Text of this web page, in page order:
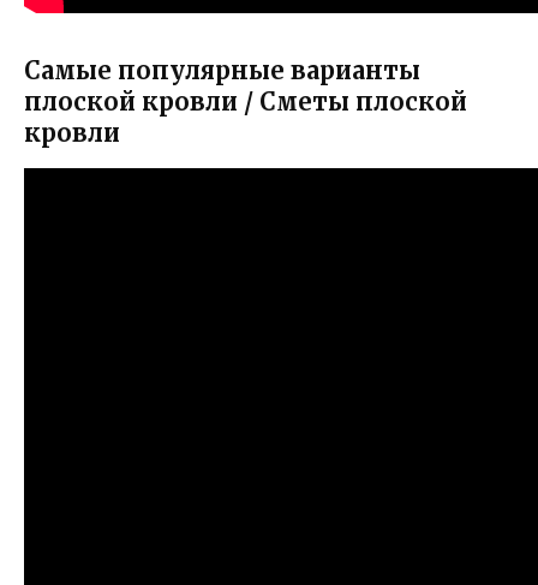
Самые популярные варианты
плоской кровли / Сметы плоской
кровли